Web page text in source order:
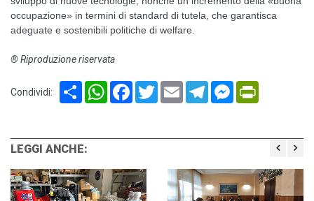
occupazione» in termini di standard di tutela, che garantisca
adeguate e sostenibili politiche di welfare.
® Riproduzione riservata
Condividi: Share WhatsAppFacebook
TwitterEmail TelegramMessenger
LEGGI ANCHE: